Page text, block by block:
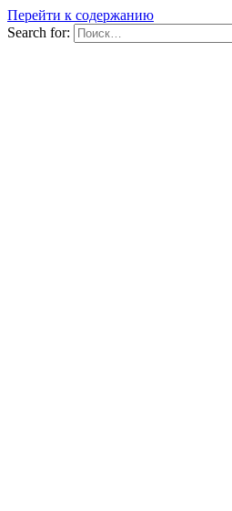
Перейти к содержанию
Search for: